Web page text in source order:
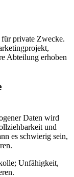
private Zwecke.
Abteilung erhoben
Daten wird
und
es schwierig sein,
Unfähigkeit,